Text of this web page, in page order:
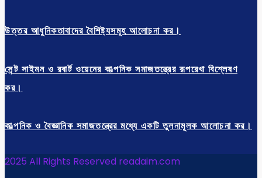
উত্তর আধুনিকতাবাদের বৈশিষ্ট্যসমূহ আলোচনা কর।
সেন্ট সাইমন ও রবার্ট ওয়েনের কাল্পনিক সমাজতন্ত্রের রূপরেখা বিশ্লেষণ
কর।
কাল্পনিক ও বৈজ্ঞানিক সমাজতন্ত্রের মধ্যে একটি তুলনামূলক আলোচনা কর।
2025 All Rights Reserved readaim.com